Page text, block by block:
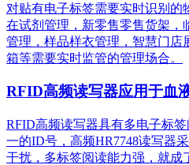
对贴有电子标签需要实时识别的
在试剂管理，新零售零售货架，
管理，样品样衣管理，智慧门店
箱等需要实时监管的管理场合。
RFID高频读写器应用于血
RFID高频读写器具有多电子标
一的ID号，高频HR7748读写器
干扰，多标签阅读能力强，就成